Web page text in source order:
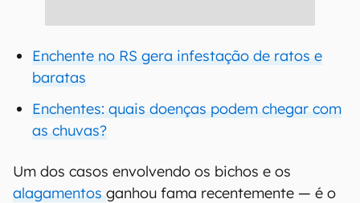
Enchente no RS gera infestação de ratos e
baratas
Enchentes: quais doenças podem chegar com
as chuvas?
Um dos casos envolvendo os bichos e os
alagamentos ganhou fama recentemente — é o